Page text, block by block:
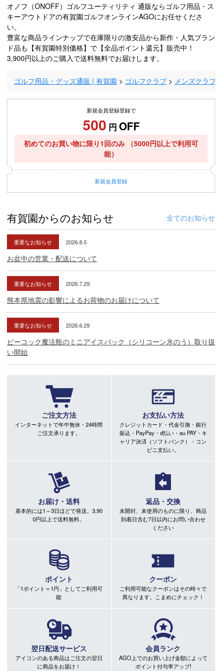
オノフ（ONOFF）ゴルフユーティリティ 通販ならゴルフ用品・ス
キーアウトドアの有賀園ゴルフオンラインAGOにお任せくださ
い。
豊富な商品ラインナップで在庫限りの激安品から新作・人気ブラン
ド品も【有賀園特別価格】で【全品ポイント還元】販売中！
3,900円以上のご購入で送料無料でお届けします。
ゴルフ用品・グッズ通販 | 有賀園 ゴルフクラブ メンズクラブ
新規会員登録登録で
500 円 OFF
初めてのお買い物に限り1回のみ
（5000円以上で利用可
能）
新規会員登録
有賀園からのお知らせ 全てのお知らせ
重要なお知らせ 2026.8.5
お盆中の営業・配送について
重要なお知らせ 2026.7.29
熊本県地震の影響によるお荷物のお届けについて
重要なお知らせ 2026.6.29
ピーコック魔法瓶のミニアイスパック（シリコーン氷のう）取り扱
い開始
ご注文方法
インターネットで年中無休・24時間
ご注文承ります。
お支払い方法
クレジットカード・代金引換・銀行
振込・PayPay・d払い・au PAY・キ
ャリア決済（ソフトバンク）・コン
ビニ支払い。
お届け・送料
基本的には1～3日ほどで発送。3,90
0円以上で送料無料。
返品・交換
未開封、未使用のものに限り、商品
到着日含む7日以内にお問い合わせ
ください
ポイント
「1ポイント＝1円」としてご利用可
能
クーポン
ご利用可能なクーポンはその時々で
異なります。こまめにチェック！
翌日配送サービス
アイコンのある商品はご注文の翌日
に商品をお届け！
会員ランク
AGO上でのお買い上げ金額によって
ポイント付与率アップ!